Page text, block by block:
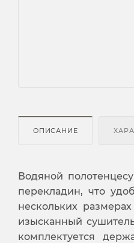
ОПИСАНИЕ
Водяной
перекладин, что
нескольких
изысканный
комплектуется